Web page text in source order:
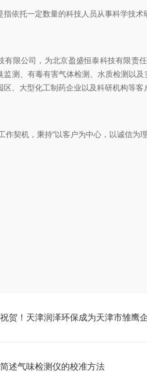
指依托一定数量的科技人员从事科学技
有限公司，为北京盈盛恒泰科技有限责
监测、有毒有害气体检测、水质检测以
区、大型化工制药企业以及科研机构等
作契机，秉持“以客户为中心，以诚信
祝贺！天津润泽环保成为天津市雏鹰
简述气味检测仪的校准方法